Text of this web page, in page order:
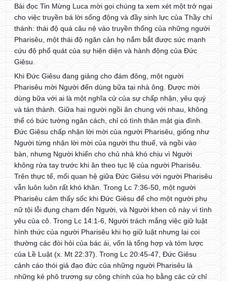
Bài đọc Tin Mừng Luca mời gọi chúng ta xem xét một trở ngại
cho việc truyền bá lời sống động và đầy sinh lực của Thầy chí
thánh: thái độ quá câu nệ vào truyền thống của những người
Pharisêu, một thái độ ngăn cản họ nắm bắt được sức mạnh
cứu độ phổ quát của sự hiện diện và hành động của Đức
Giêsu.
Khi Đức Giêsu đang giảng cho đám đông, một người
Pharisêu mời Người đến dùng bữa tại nhà ông. Được mời
dùng bữa với ai là một nghĩa cử của sự chấp nhận, yêu quý
và tán thành. Giữa hai người ngồi ăn chung với nhau, không
thể có bức tường ngăn cách, chỉ có tình thân mật gia đình.
Đức Giêsu chấp nhận lời mời của người Pharisêu, giống như
Người từng nhận lời mời của người thu thuế, và ngồi vào
bàn, nhưng Người khiến cho chủ nhà khó chịu vì Người
không rửa tay trước khi ăn theo tục lệ của người Pharisêu.
Trên thực tế, mối quan hệ giữa Đức Giêsu với người Pharisêu
vẫn luôn luôn rất khó khăn. Trong Lc 7:36-50, một người
Pharisêu cảm thấy sốc khi Đức Giêsu để cho một người phụ
nữ tội lỗi đụng chạm đến Người, và Người khen cô này vì tình
yêu của cô. Trong Lc 14:1-6, Người trách mắng việc giữ luật
hình thức của người Pharisêu khi họ giữ luật nhưng lại coi
thường các đòi hỏi của bác ái, vốn là tổng hợp và tóm lược
của Lề Luật (x. Mt 22:37). Trong Lc 20:45-47, Đức Giêsu
cảnh cáo thói giả đạo đức của những người Pharisêu là
những kẻ phô trương sự công chính của họ bằng các cử chỉ